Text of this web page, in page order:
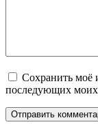
Сохранить моё
последующих